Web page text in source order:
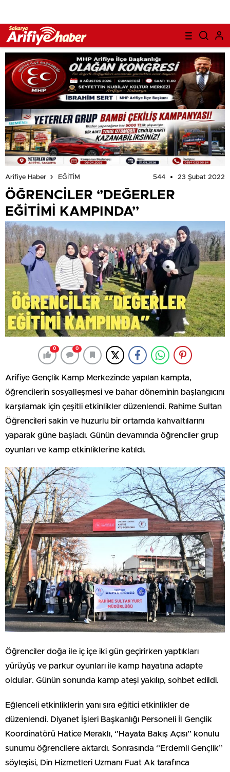
Arifiye Haber EĞİTİM 544 23 Şubat 2022
ÖĞRENCİLER ‘’DEĞERLER
EĞİTİMİ KAMPINDA’’
0 0
Arifiye Gençlik Kamp Merkezinde yapılan kampta,
öğrencilerin sosyalleşmesi ve bahar döneminin başlangıcını
karşılamak için çeşitli etkinlikler düzenlendi. Rahime Sultan
Öğrencileri sakin ve huzurlu bir ortamda kahvaltılarını
yaparak güne başladı. Günün devamında öğrenciler grup
oyunları ve kamp etkinliklerine katıldı.
Öğrenciler doğa ile iç içe iki gün geçirirken yaptıkları
yürüyüş ve parkur oyunları ile kamp hayatına adapte
oldular. Günün sonunda kamp ateşi yakılıp, sohbet edildi.
Eğlenceli etkinliklerin yanı sıra eğitici etkinlikler de
düzenlendi. Diyanet İşleri Başkanlığı Personeli İl Gençlik
Koordinatörü Hatice Meraklı, ‘’Hayata Bakış Açısı’’ konulu
sunumu öğrencilere aktardı. Sonrasında ‘’Erdemli Gençlik’’
söyleşisi, Din Hizmetleri Uzmanı Fuat Ak tarafınca